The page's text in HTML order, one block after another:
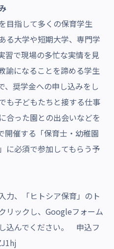
目指して多くの保育学生
る大学や短期大学、専門学
習で現場の多忙な実情を見
諭になることを諦める学生
、奨学金への申し込みをし
も子どもたちと接する仕事
合った園との出会いなどを
開催する「保育士・幼稚園
に必須で参加してもらう予
力、「ヒトシア保育」のト
リックし、Googleフォーム
込んでください。 申込フ